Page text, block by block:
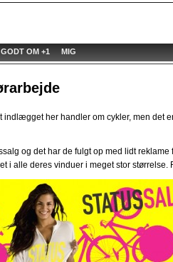
OM +1 MIG
indlægget her handler om cykler, men det
og det har de fulgt op med lidt
i alle deres vinduer i meget stor